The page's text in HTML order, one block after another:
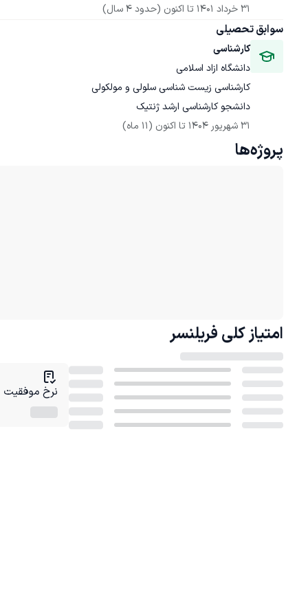
31 خرداد 1401 تا اکنون (حدود 4 سال)
سوابق تحصیلی
کارشناسی
دانشگاه ازاد اسلامی
دانشجو کارشناسی ارشد ژنتیک
31 شهریور 1404
تا اکنون (11 ماه)
پروژه‌ها
امتیاز کلی فریلنسر
نرخ موفقیت